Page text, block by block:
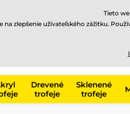
Drevené
trofeje
Sklenené
trofeje
Tieto
zlepšenie užívateľského zážitku.